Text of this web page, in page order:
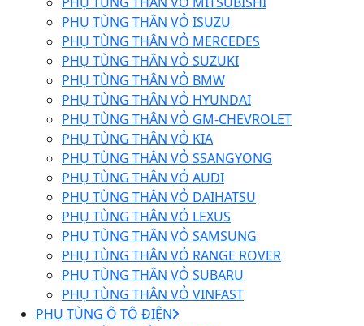
PHỤ TÙNG THÂN VỎ ISUZU
PHỤ TÙNG THÂN VỎ MERCEDES
PHỤ TÙNG THÂN VỎ SUZUKI
PHỤ TÙNG THÂN VỎ BMW
PHỤ TÙNG THÂN VỎ HYUNDAI
PHỤ TÙNG THÂN VỎ GM-CHEVROLET
PHỤ TÙNG THÂN VỎ KIA
PHỤ TÙNG THÂN VỎ SSANGYONG
PHỤ TÙNG THÂN VỎ AUDI
PHỤ TÙNG THÂN VỎ DAIHATSU
PHỤ TÙNG THÂN VỎ LEXUS
PHỤ TÙNG THÂN VỎ SAMSUNG
PHỤ TÙNG THÂN VỎ RANGE ROVER
PHỤ TÙNG THÂN VỎ SUBARU
PHỤ TÙNG THÂN VỎ VINFAST
PHỤ TÙNG Ô TÔ ĐIỆN